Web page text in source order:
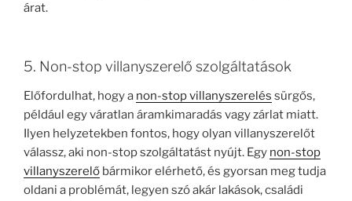
árat.
5. Non-stop villanyszerelő szolgáltatások
Előfordulhat, hogy a non-stop villanyszerelés sürgős,
például egy váratlan áramkimaradás vagy zárlat miatt.
Ilyen helyzetekben fontos, hogy olyan villanyszerelőt
válassz, aki non-stop szolgáltatást nyújt. Egy non-stop
villanyszerelő bármikor elérhető, és gyorsan meg tudja
oldani a problémát, legyen szó akár lakások, családi